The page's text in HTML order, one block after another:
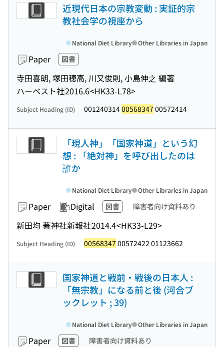
近現代日本の宗教変動 : 実証的宗
教社会学の視座から
Paper 図書
寺田喜朗, 塚田穂高, 川又俊則, 小島伸之 編著
ハーベスト社2016.6<HK33-L78>
National Diet Library Other Libraries in Japan
Subject Heading (ID) 00124031400568347 00572414
「現人神」「国家神道」という幻
想 : 「絶対神」を呼び出したのは
誰か
Paper Digital 図書 障害者向け資料あり
新田均 著神社新報社2014.4<HK33-L29>
National Diet Library Other Libraries in Japan
Subject Heading (ID) 00568347 00572422 01123662
国家神道と戦前・戦後の日本人 :
「無宗教」になる前と後 (河合ブ
ックレット ; 39)
Paper 図書 障害者向け資料あり
National Diet Library Other Libraries in Japan